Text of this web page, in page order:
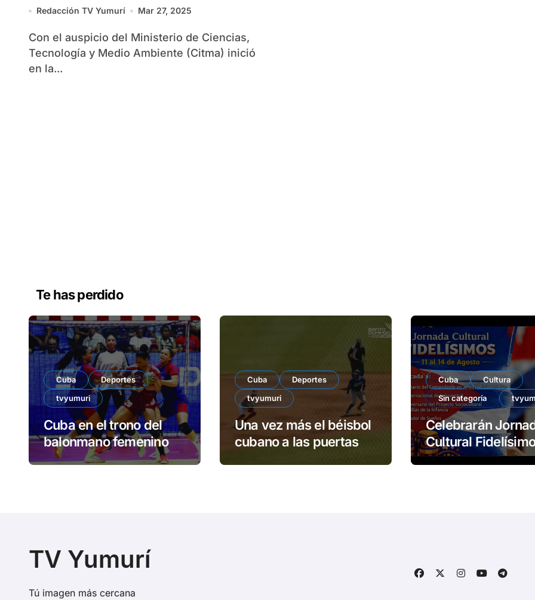
Redacción TV Yumurí Mar 27, 2025
Con el auspicio del Ministerio de Ciencias,
Tecnología y Medio Ambiente (Citma) inició
en la...
Te has perdido
Cuba
Deportes
tvyumuri
Cuba en el trono del
balonmano femenino
Cuba
Deportes
tvyumuri
Una vez más el béisbol
cubano a las puertas
Cuba
Cultura
Sin categoría
Celebrarán
Cultural Fidelísimos
Matanzas
TV Yumurí
Tú imagen más cercana